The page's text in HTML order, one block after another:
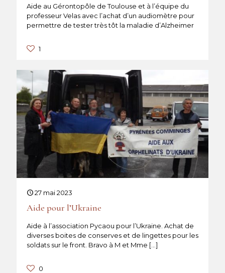
Aide au Gérontopôle de Toulouse et à l’équipe du
professeur Velas avec l’achat d’un audiomètre pour
permettre de tester très tôt la maladie d’Alzheimer
1
27 mai 2023
Aide pour l’Ukraine
Aide à l’association Pycaou pour l’Ukraine. Achat de
diverses boites de conserves et de lingettes pour les
soldats sur le front. Bravo à M et Mme […]
0